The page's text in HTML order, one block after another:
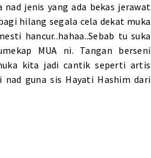
nad jenis yang ada bekas jerawat
hilang segala cela dekat muka
hancur..hahaa..Sebab tu suka
MUA ni. Tangan berseni
kita jadi cantik seperti artis
nad guna sis Hayati Hashim dari